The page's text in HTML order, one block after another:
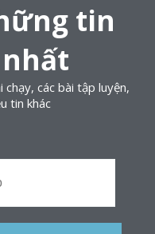
tin
các bài tập luyện,
tin khác